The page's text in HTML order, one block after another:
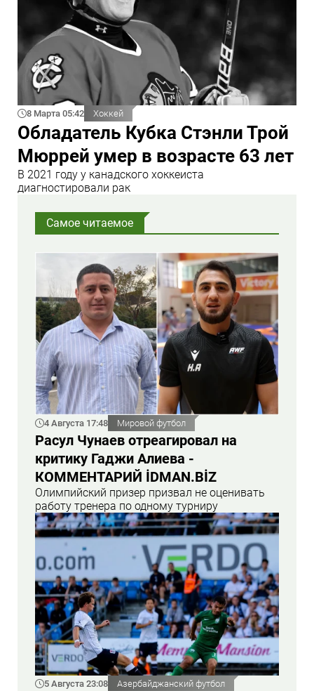
8 Марта 05:42 Хоккей
Обладатель Кубка Стэнли Трой
Мюррей умер в возрасте 63 лет
В 2021 году у канадского хоккеиста
диагностировали рак
Самое читаемое
4 Августа 17:48 Мировой футбол
Расул Чунаев отреагировал на
критику Гаджи Алиева -
КОММЕНТАРИЙ İDMAN.BİZ
Олимпийский призер призвал не оценивать
работу тренера по одному турниру
5 Августа 23:08 Азербайджанский футбол